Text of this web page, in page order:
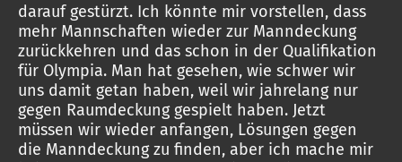
darauf gestürzt. Ich könnte mir vorstellen, dass
mehr Mannschaften wieder zur Manndeckung
zurückkehren und das schon in der Qualifikation
für Olympia. Man hat gesehen, wie schwer wir
uns damit getan haben, weil wir jahrelang nur
gegen Raumdeckung gespielt haben. Jetzt
müssen wir wieder anfangen, Lösungen gegen
die Manndeckung zu finden, aber ich mache mir